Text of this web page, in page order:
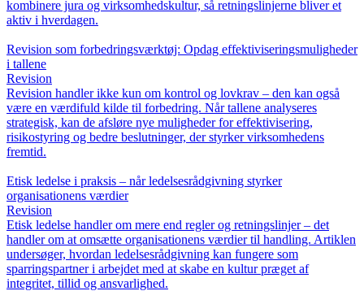
kombinere jura og virksomhedskultur, så retningslinjerne bliver et
aktiv i hverdagen.
Revision som forbedringsværktøj: Opdag effektiviseringsmuligheder
i tallene
Revision
Revision handler ikke kun om kontrol og lovkrav – den kan også
være en værdifuld kilde til forbedring. Når tallene analyseres
strategisk, kan de afsløre nye muligheder for effektivisering,
risikostyring og bedre beslutninger, der styrker virksomhedens
fremtid.
Etisk ledelse i praksis – når ledelsesrådgivning styrker
organisationens værdier
Revision
Etisk ledelse handler om mere end regler og retningslinjer – det
handler om at omsætte organisationens værdier til handling. Artiklen
undersøger, hvordan ledelsesrådgivning kan fungere som
sparringspartner i arbejdet med at skabe en kultur præget af
integritet, tillid og ansvarlighed.